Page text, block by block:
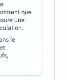
que
une
le